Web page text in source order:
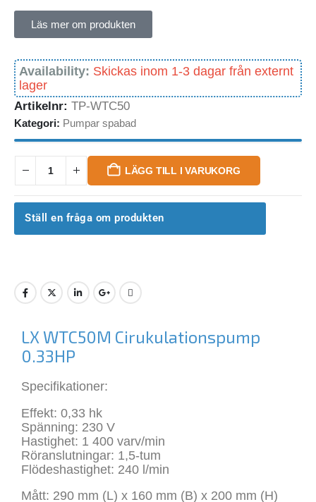
Läs mer om produkten
Availability: Skickas inom 1-3 dagar från externt
lager
Artikelnr: TP-WTC50
Kategori: Pumpar spabad
LÄGG TILL I VARUKORG
Ställ en fråga om produkten
LX WTC50M Cirukulationspump
0.33HP
Specifikationer:
Effekt: 0,33 hk
Spänning: 230 V
Hastighet: 1 400 varv/min
Röranslutningar: 1,5-tum
Flödeshastighet: 240 l/min
Mått: 290 mm (L) x 160 mm (B) x 200 mm (H)